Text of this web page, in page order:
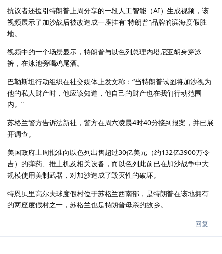
抗议者还援引特朗普上周分享的一段人工智能（AI）生成视频，该
视频展示了加沙战后被改造成一座挂有“特朗普”品牌的滨海度假胜
地。
视频中的一个场景显示，特朗普与以色列总理内塔尼亚胡身穿泳
裤，在泳池旁喝鸡尾酒。
巴勒斯坦行动组织在社交媒体上发文称：“当特朗普试图将加沙视为
他的私人财产时，他应该知道，他自己的财产也在我们行动范围
内。”
苏格兰警方告诉法新社，警方在周六凌晨4时40分接到报案，并已展
开调查。
美国政府上周批准向以色列出售超过30亿美元（约132亿3900万令
吉）的弹药、推土机及相关设备，而以色列此前已在加沙战争中大
规模使用美制武器，对加沙造成了毁灭性的破坏。
特恩贝里高尔夫球度假村位于苏格兰西南部，是特朗普在该地拥有
的两座度假村之一，苏格兰也是特朗普母亲的故乡。
回复